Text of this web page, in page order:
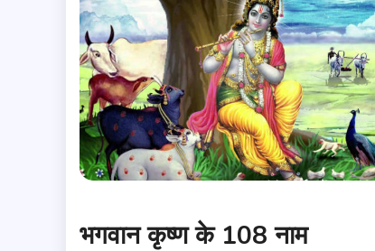
भगवान कृष्ण के 108 नाम